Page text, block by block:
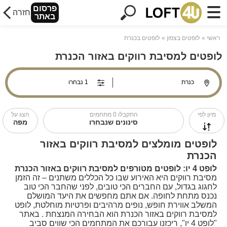
פרסום
באתר חזרה
ראשי לופטים בצפון לופטים בכנרת
לופטים למסיבת רווקים באזור הכנרת
מיון לפי התקבלו 0 מתחמים
סינונים שנבחרו
הצג על
מפה
לופטים מומלצים למסיבת רווקים באזור
הכנרת
לופט 4 יו: לופטים מטורפים למסיבת רווקים באזור הכנרת
מסיבת רווקים היא האירוע שבו כל הכללים משתנים – זה הזמן
לחגוג בגדול, עם החברים הכי טובים, לפני שהחבר הכי טוב
נכנס מתחת לחופה. אם אתם מחפשים את היעד המושלם
המשלב אווירת חופש, נופים מרהיבים ופרטיות מוחלטת, לופט
למסיבת רווקים באזור הכנרת הוא הבחירה המנצחת . באתר
"לופט 4 יו", ריכזנו עבורכם את המתחמים הכי שווים סביב